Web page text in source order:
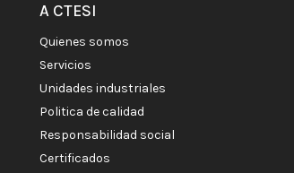
A CTESI
quienes somos
servicios
unidades industriales
politica de calidad
responsabilidad social
certificados